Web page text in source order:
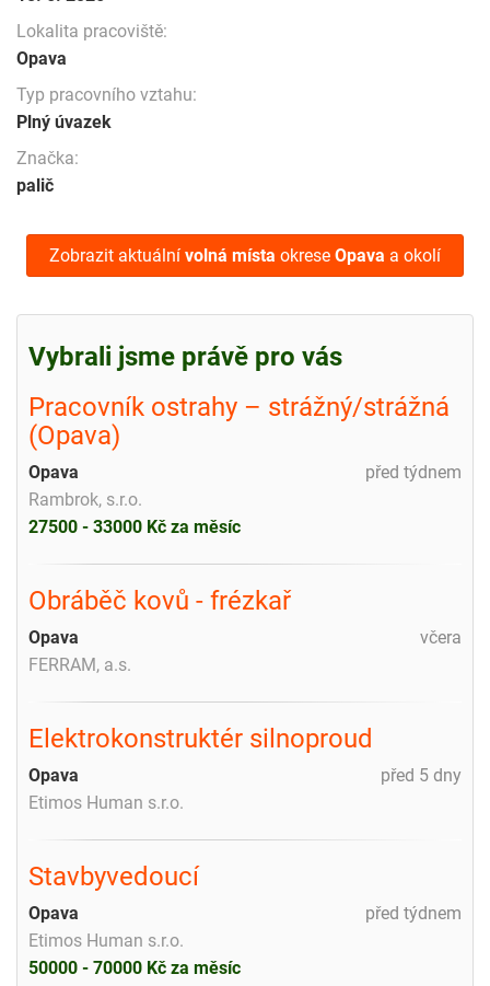
Lokalita pracoviště:
Opava
Typ pracovního vztahu:
Plný úvazek
Značka:
palič
Zobrazit aktuální volná místa okrese Opava a okolí
Vybrali jsme právě pro vás
Pracovník ostrahy – strážný/strážná
(Opava)
před týdnem
Opava
Rambrok, s.r.o.
27500 - 33000 Kč za měsíc
Obráběč kovů - frézkař
včera
Opava
FERRAM, a.s.
Elektrokonstruktér silnoproud
před 5 dny
Opava
Etimos Human s.r.o.
Stavbyvedoucí
před týdnem
Opava
Etimos Human s.r.o.
50000 - 70000 Kč za měsíc